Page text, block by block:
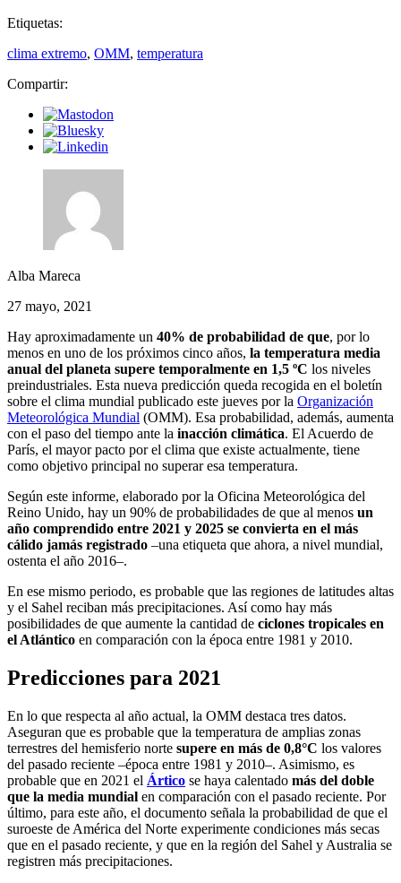
Etiquetas:
clima extremo, OMM, temperatura
Compartir:
Alba Mareca
27 mayo, 2021
Hay aproximadamente un 40% de probabilidad de que, por lo
menos en uno de los próximos cinco años, la temperatura media
anual del planeta supere temporalmente en 1,5 ºC los niveles
preindustriales. Esta nueva predicción queda recogida en el boletín
sobre el clima mundial publicado este jueves por la Organización
Meteorológica Mundial (OMM). Esa probabilidad, además, aumenta
con el paso del tiempo ante la inacción climática. El Acuerdo de
París, el mayor pacto por el clima que existe actualmente, tiene
como objetivo principal no superar esa temperatura.
Según este informe, elaborado por la Oficina Meteorológica del
Reino Unido, hay un 90% de probabilidades de que al menos un
año comprendido entre 2021 y 2025 se convierta en el más
cálido jamás registrado –una etiqueta que ahora, a nivel mundial,
ostenta el año 2016–.
En ese mismo periodo, es probable que las regiones de latitudes altas
y el Sahel reciban más precipitaciones. Así como hay más
posibilidades de que aumente la cantidad de ciclones tropicales en
el Atlántico en comparación con la época entre 1981 y 2010.
Predicciones para 2021
En lo que respecta al año actual, la OMM destaca tres datos.
Aseguran que es probable que la temperatura de amplias zonas
terrestres del hemisferio norte supere en más de 0,8°C los valores
del pasado reciente –época entre 1981 y 2010–. Asimismo, es
probable que en 2021 el Ártico se haya calentado más del doble
que la media mundial en comparación con el pasado reciente. Por
último, para este año, el documento señala la probabilidad de que el
suroeste de América del Norte experimente condiciones más secas
que en el pasado reciente, y que en la región del Sahel y Australia se
registren más precipitaciones.